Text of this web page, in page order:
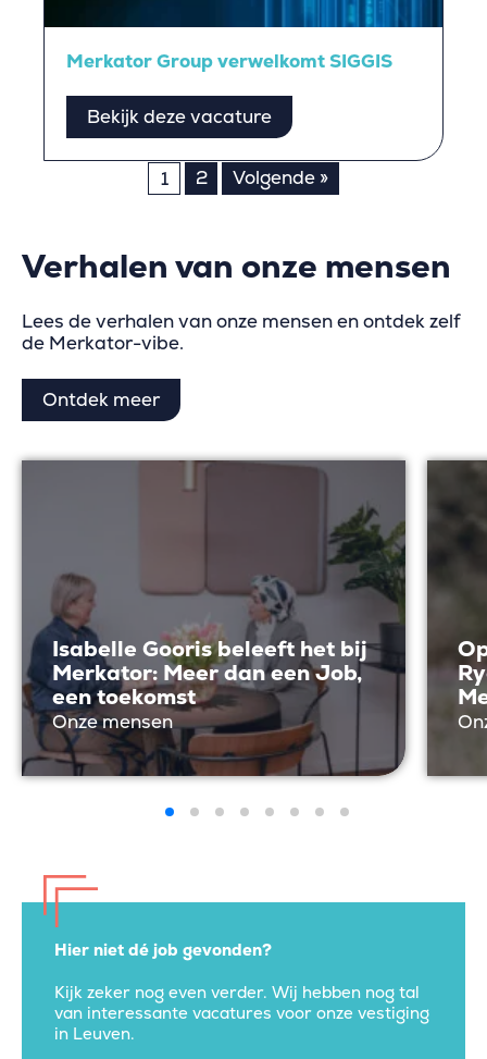
Merkator Group verwelkomt SIGGIS
Bekijk deze vacature
Berichten
1 2 Volgende »
Verhalen van onze mensen
Lees de verhalen van onze mensen en ontdek zelf
de Merkator-vibe.
Ontdek meer
Isabelle Gooris beleeft het bij
Merkator: Meer dan een Job,
een toekomst
Onze mensen
Hier niet dé job gevonden?
Kijk zeker nog even verder. Wij hebben nog tal
van interessante vacatures voor onze vestiging
in Leuven.